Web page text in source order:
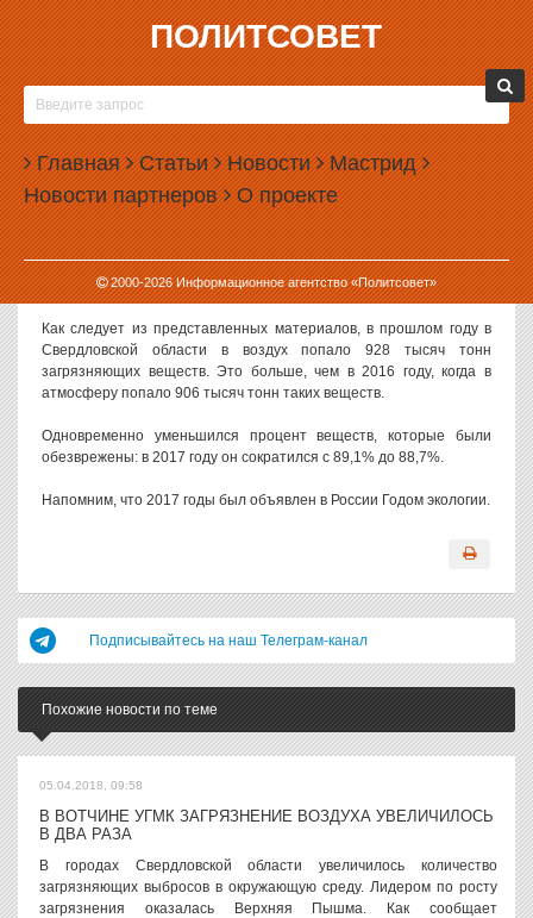
ПОЛИТСОВЕТ
Главная Статьи Новости Мастрид
Новости партнеров О проекте
2000-2026Информационное агентство «Политсовет»
24.04.2018, 09:56
В ГОД ЭКОЛОГИИ НА УРАЛЕ УВЕЛИЧИЛИСЬ
ВРЕДНЫЕ ВЫБРОСЫ В АТМОСФЕРУ
В Свердловской области в 2017 году увеличился объем
загрязняющих выбросов в атмосферу.
Данные о выбросах и улавливании загрязняющих атмосферу
веществ, отходящих от стационарных источников, приводит
Свердловскстат.
Как следует из представленных материалов, в прошлом году в
Свердловской области в воздух попало 928 тысяч тонн
загрязняющих веществ. Это больше, чем в 2016 году, когда в
атмосферу попало 906 тысяч тонн таких веществ.
Одновременно уменьшился процент веществ, которые были
обезврежены: в 2017 году он сократился с 89,1% до 88,7%.
Напомним, что 2017 годы был объявлен в России Годом экологии.
Подписывайтесь на наш Телеграм-канал
Похожие новости по теме
05.04.2018, 09:58
В ВОТЧИНЕ УГМК ЗАГРЯЗНЕНИЕ ВОЗДУХА УВЕЛИЧИЛОСЬ
В ДВА РАЗА
В городах Свердловской области увеличилось количество
загрязняющих выбросов в окружающую среду. Лидером по росту
загрязнения оказалась Верхняя Пышма. Как сообщает